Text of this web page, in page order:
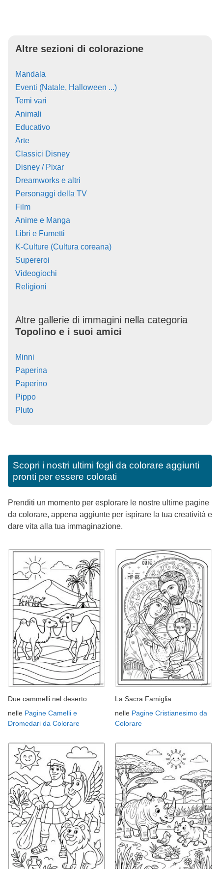
Altre sezioni di colorazione
Mandala
Eventi (Natale, Halloween ...)
Temi vari
Animali
Educativo
Arte
Classici Disney
Disney / Pixar
Dreamworks e altri
Personaggi della TV
Film
Anime e Manga
Libri e Fumetti
K-Culture (Cultura coreana)
Supereroi
Videogiochi
Religioni
Altre gallerie di immagini nella categoria
Topolino e i suoi amici
Minni
Paperina
Paperino
Pippo
Pluto
Scopri i nostri ultimi fogli da colorare aggiunti
pronti per essere colorati
Prenditi un momento per esplorare le nostre ultime pagine
da colorare, appena aggiunte per ispirare la tua creatività e
dare vita alla tua immaginazione.
Due cammelli nel deserto
nelle Pagine Camelli e
Dromedari da Colorare
La Sacra Famiglia
nelle Pagine Cristianesimo da
Colorare